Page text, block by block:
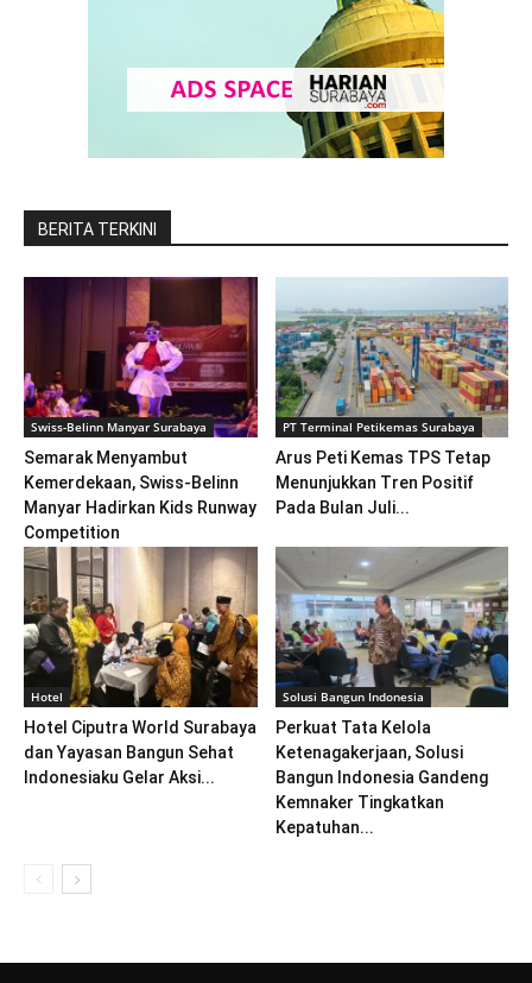
BERITA TERKINI
Swiss-Belinn Manyar Surabaya
Semarak Menyambut
Kemerdekaan, Swiss-Belinn
Manyar Hadirkan Kids Runway
Competition
PT Terminal Petikemas Surabaya
Arus Peti Kemas TPS Tetap
Menunjukkan Tren Positif
Pada Bulan Juli...
Hotel
Hotel Ciputra World Surabaya
dan Yayasan Bangun Sehat
Indonesiaku Gelar Aksi...
Solusi Bangun Indonesia
Perkuat Tata Kelola
Ketenagakerjaan, Solusi
Bangun Indonesia Gandeng
Kemnaker Tingkatkan
Kepatuhan...